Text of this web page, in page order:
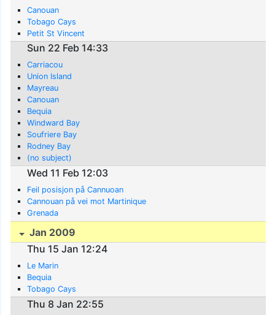
Canouan
Tobago Cays
Petit St Vincent
Sun 22 Feb 14:33
Carriacou
Union Island
Mayreau
Canouan
Bequia
Windward Bay
Soufriere Bay
Rodney Bay
(no subject)
Wed 11 Feb 12:03
Feil posisjon på Cannuoan
Cannouan på vei mot Martinique
Grenada
Jan 2009
Thu 15 Jan 12:24
Le Marin
Bequia
Tobago Cays
Thu 8 Jan 22:55